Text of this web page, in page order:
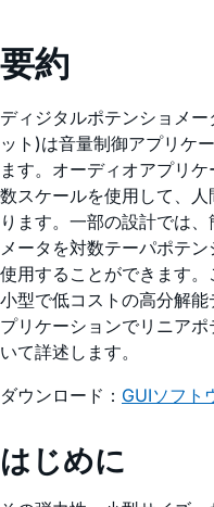
要約
ディジタルポテンショメ
ット)は音量制御アプリケ
ます。オーディオアプリ
数スケールを使用して、
ります。一部の設計では
メータを対数テーパポテ
使用することができます。
小型で低コストの高分解
プリケーションでリニア
いて詳述します。
ダウンロード： GUIソフト
はじめに